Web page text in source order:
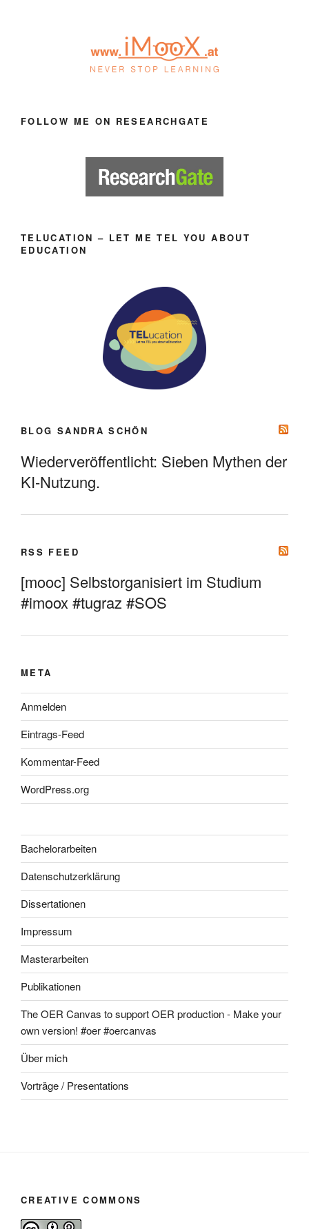
FOLLOW ME ON RESEARCHGATE
TELUCATION – LET ME TEL YOU ABOUT
EDUCATION
BLOG SANDRA SCHÖN
Wiederveröffentlicht: Sieben Mythen der
KI-Nutzung.
RSS FEED
[mooc] Selbstorganisiert im Studium
#imoox #tugraz #SOS
META
Anmelden
Eintrags-Feed
Kommentar-Feed
WordPress.org
Bachelorarbeiten
Datenschutzerklärung
Dissertationen
Impressum
Masterarbeiten
Publikationen
The OER Canvas to support OER production - Make your
own version! #oer #oercanvas
Über mich
Vorträge / Presentations
CREATIVE COMMONS